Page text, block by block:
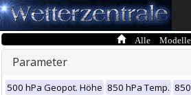
Alle Modelle
Parameter
500 hPa Geopot. Höhe 850 hPa Temp.